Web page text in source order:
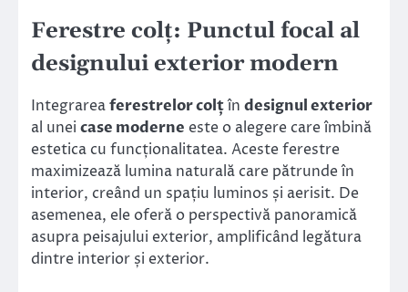
Ferestre colț: Punctul focal al
designului exterior modern
Integrareaferestrelor colțîn designul exterior
al unei case moderne este o alegere care îmbină
estetica cu funcționalitatea. Aceste ferestre
maximizează lumina naturală care pătrunde în
interior, creând un spațiu luminos și aerisit. De
asemenea, ele oferă o perspectivă panoramică
asupra peisajului exterior, amplificând legătura
dintre interior și exterior.